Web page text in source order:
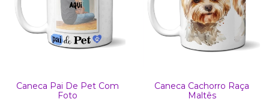
Caneca Pai De Pet Com
Foto
Caneca Cachorro Raça
Maltês